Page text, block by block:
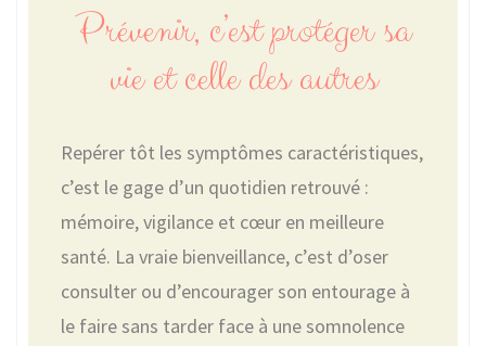
Prévenir, c’est protéger sa
vie et celle des autres
Repérer tôt les symptômes caractéristiques,
c’est le gage d’un quotidien retrouvé :
mémoire, vigilance et cœur en meilleure
santé. La vraie bienveillance, c’est d’oser
consulter ou d’encourager son entourage à
le faire sans tarder face à une somnolence